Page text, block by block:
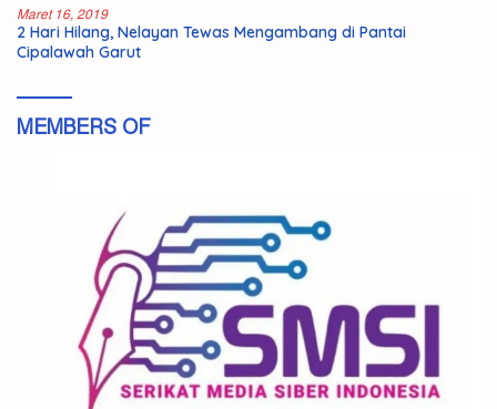
Maret 16, 2019
2 Hari Hilang, Nelayan Tewas Mengambang di Pantai
Cipalawah Garut
MEMBERS OF